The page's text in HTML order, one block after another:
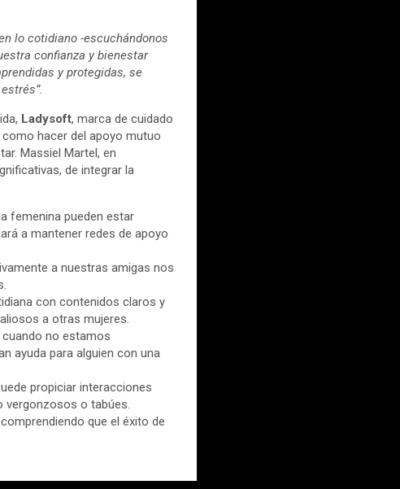
lo cotidiano -escuchándonos
confianza y bienestar
y protegidas, se
Ladysoft, marca de cuidado
como hacer del apoyo mutuo
Massiel Martel, en
de integrar la
femenina pueden estar
a mantener redes de apoyo
a nuestras amigas nos
con contenidos claros y
a otras mujeres.
no estamos
ayuda para alguien con una
propiciar interacciones
vergonzosos o tabúes.
que el éxito de